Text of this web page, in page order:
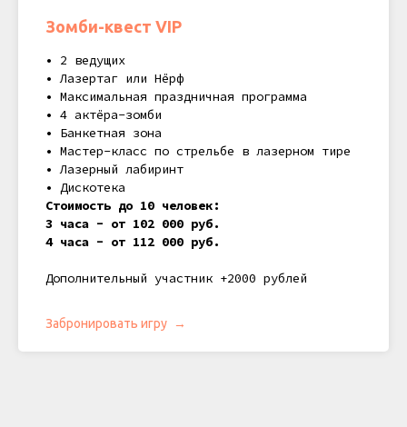
Зомби-квест VIP
• 2 ведущих
• Лазертаг или Нёрф
• Максимальная праздничная программа
• 4 актёра-зомби
• Банкетная зона
• Мастер-класс по стрельбе в лазерном тире
• Лазерный лабиринт
• Дискотека
Стоимость до 10 человек:
3 часа - от 102 000 руб.
4 часа - от 112 000 руб.
Дополнительный участник +2000 рублей
Забронировать игру